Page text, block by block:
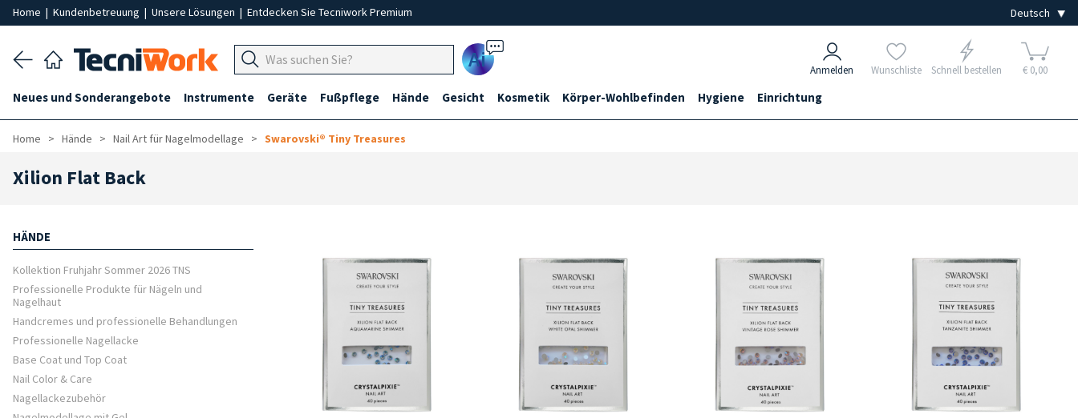
Home | Kundenbetreuung | Unsere Lösungen | Entdecken Sie Tecniwork Premium
Ai Anmelden Wunschliste Schnell bestellen € 0,00
Neues und Sonderangebote Instrumente Geräte Fußpflege Hände Gesicht Kosmetik Körper-Wohlbefinden Hygiene Einrichtung
Home Hände Nail Art für Nagelmodellage Swarovski® Tiny Treasures
Xilion Flat Back
HÄNDE
Kollektion Fruhjahr Sommer 2026 TNS
Professionelle Produkte für Nägeln und
Nagelhaut
Handcremes und professionelle Behandlungen
Professionelle Nagellacke
Base Coat und Top Coat
Nail Color & Care
Nagellackezubehör